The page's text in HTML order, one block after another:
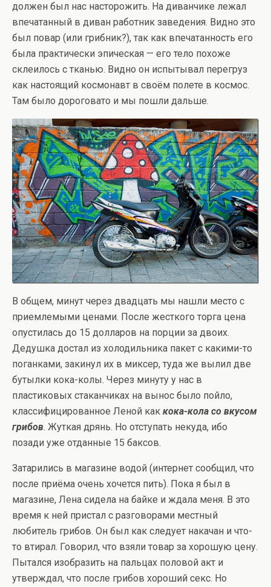
должен был нас насторожить. На диванчике лежал
впечатанный в диван работник заведения. Видно это
был повар (или грибник?), так как впечатанность его
была практически эпическая — его тело похоже
склеилось с тканью. Видно он испытывал перегруз
как настоящий космонавт в своём полете в космос.
Там было дороговато и мы пошли дальше.
В общем, минут через двадцать мы нашли место с
приемлемыми ценами. После жесткого торга цена
опустилась до 15 долларов на порции за двоих.
Дедушка достал из холодильника пакет с какими-то
поганками, закинул их в миксер, туда же вылил две
бутылки кока-колы. Через минуту у нас в
пластиковых стаканчиках на вынос было пойло,
классифицированное Леной как кока-кола со вкусом
грибов. Жуткая дрянь. Но отступать некуда, ибо
позади уже отданные 15 баксов.
Затарились в магазине водой (интернет сообщил, что
после приёма очень хочется пить). Пока я был в
магазине, Лена сидела на байке и ждала меня. В это
время к ней пристал с разговорами местный
любитель грибов. Он был как следует накачан и что-
то втирал. Говорил, что взяли товар за хорошую цену.
Пытался изобразить на пальцах половой акт и
утверждал, что после грибов хороший секс. Но